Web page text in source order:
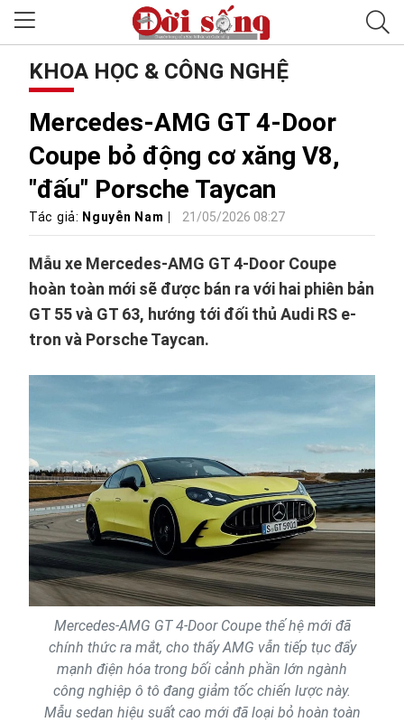
KHOA HỌC & CÔNG NGHỆ
Mercedes-AMG GT 4-Door
Coupe bỏ động cơ xăng V8,
"đấu" Porsche Taycan
Tác giả: Nguyễn Nam 21/05/2026 08:27
Mẫu xe Mercedes-AMG GT 4-Door Coupe
hoàn toàn mới sẽ được bán ra với hai phiên bản
GT 55 và GT 63, hướng tới đối thủ Audi RS e-
tron và Porsche Taycan.
Mercedes-AMG GT 4-Door Coupe thế hệ mới đã
chính thức ra mắt, cho thấy AMG vẫn tiếp tục đẩy
mạnh điện hóa trong bối cảnh phần lớn ngành
công nghiệp ô tô đang giảm tốc chiến lược này.
Mẫu sedan hiệu suất cao mới đã loại bỏ hoàn toàn